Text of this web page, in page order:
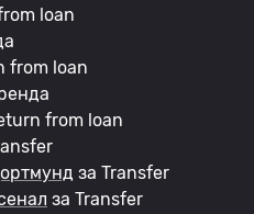
loan
from loan
from loan
за Transfer
за Transfer